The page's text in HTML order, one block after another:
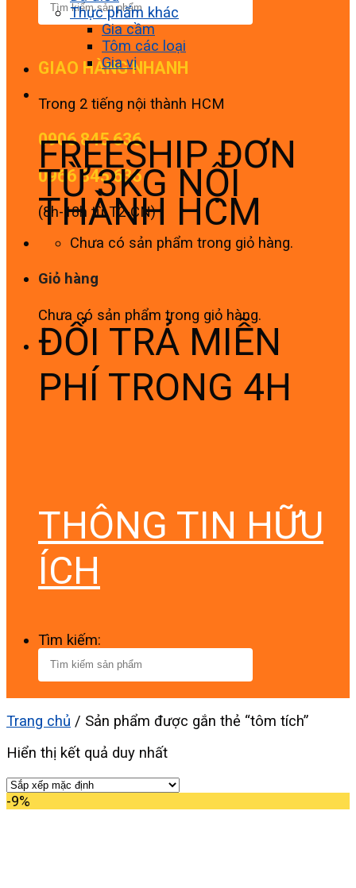
GIAO HÀNG NHANH
Trong 2 tiếng nội thành HCM
0906 845 636
0966 845 636
(8h-18h từ T2-CN)
Chưa có sản phẩm trong giỏ hàng.
Giỏ hàng
Chưa có sản phẩm trong giỏ hàng.
Thực phẩm khác
Gia cầm
Tôm các loại
Gia vị
FREESHIP ĐƠN
TỪ 3KG NỘI
THÀNH HCM
ĐỔI TRẢ MIỄN
PHÍ TRONG 4H
THÔNG TIN HỮU
ÍCH
Tìm kiếm:
Trang chủ / Sản phẩm được gắn thẻ “tôm tích”
Hiển thị kết quả duy nhất
-9%